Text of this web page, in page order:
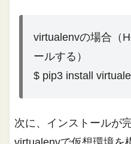
virtualenvの場合（
ールする）
$ pip3 install
次に、インストールが